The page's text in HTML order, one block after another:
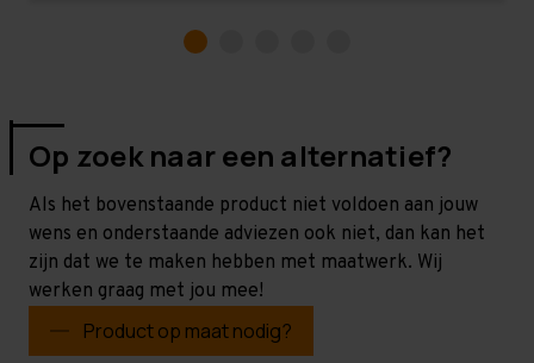
Op zoek naar een alternatief?
Als het bovenstaande product niet voldoen aan jouw
wens en onderstaande adviezen ook niet, dan kan het
zijn dat we te maken hebben met maatwerk. Wij
werken graag met jou mee!
Product op maat nodig?